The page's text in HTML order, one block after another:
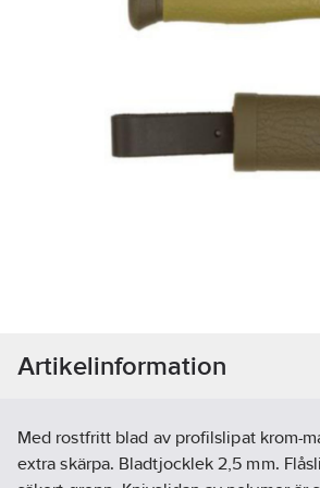
Artikelinformation
Med rostfritt blad av profilslipat krom-
extra skärpa. Bladtjocklek 2,5 mm.